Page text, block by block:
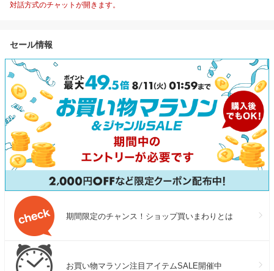
対話方式のチャットが開きます。
セール情報
期間限定のチャンス！ショップ買いまわりとは
お買い物マラソン注目アイテムSALE開催中